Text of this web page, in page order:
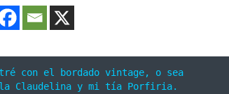
con el bordado vintage, o sea
Claudelina y mi tía Porfiria.